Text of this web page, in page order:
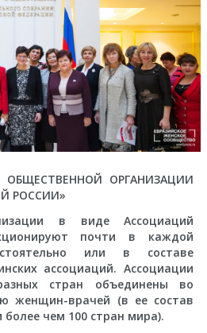
ОРГАНИЗАЦИИ
РОССИИ»
в виде Ассоциаций
почти в каждой
или в составе
ассоциаций. Ассоциации
стран объединены во
женщин-врачей (в ее состав
чем 100 стран мира).